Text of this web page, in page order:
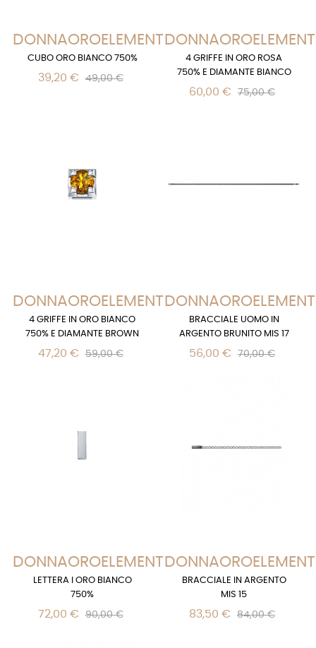
DONNAOROELEMENTS
CUBO ORO BIANCO 750%
39,20 € 49,00 €
4 GRIFFE IN ORO ROSA
750% E DIAMANTE BIANCO
60,00 € 75,00 €
DONNAOROELEMENTS
4 GRIFFE IN ORO BIANCO
750% E DIAMANTE BROWN
47,20 € 59,00 €
BRACCIALE UOMO IN
ARGENTO BRUNITO MIS 17
56,00 € 70,00 €
DONNAOROELEMENTS
LETTERA I ORO BIANCO
750%
72,00 € 90,00 €
BRACCIALE IN ARGENTO
MIS 15
83,50 € 84,00 €